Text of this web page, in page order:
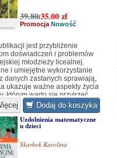
39.80/35.00zł
Promocja Nowość
jest przybliżenie
doświadczeń i problemów
młodzieży licealnej.
i umiejętne wykorzystanie
danych zastanych sprawiają,
ukazuje ważne aspekty życia
którym warto się przyjrzeć,
występujące
i trudności...
Dodaj do koszyka
Uzdolnienia matematyczne
u dzieci
Skarbek Karolina